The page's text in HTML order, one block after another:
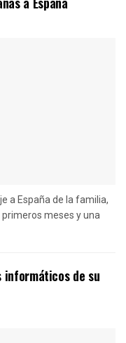
a España de la familia,
meses y una
de su